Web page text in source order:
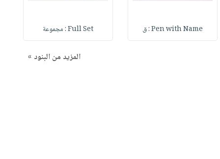
Pen with Name : ق Full Set : مجموعة
المزيد من البنود »